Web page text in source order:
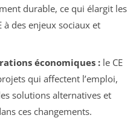
durable, ce qui élargit les
à des enjeux sociaux et
économiques :le CE
qui affectent l’emploi,
solutions alternatives et
ces changements.